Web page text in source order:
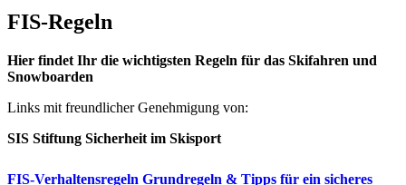
FIS-Regeln
Hier findet Ihr die wichtigsten Regeln für das Skifahren und
Snowboarden
Links mit freundlicher Genehmigung von:
SIS Stiftung Sicherheit im Skisport
FIS-Verhaltensregeln Grundregeln & Tipps für ein sicheres